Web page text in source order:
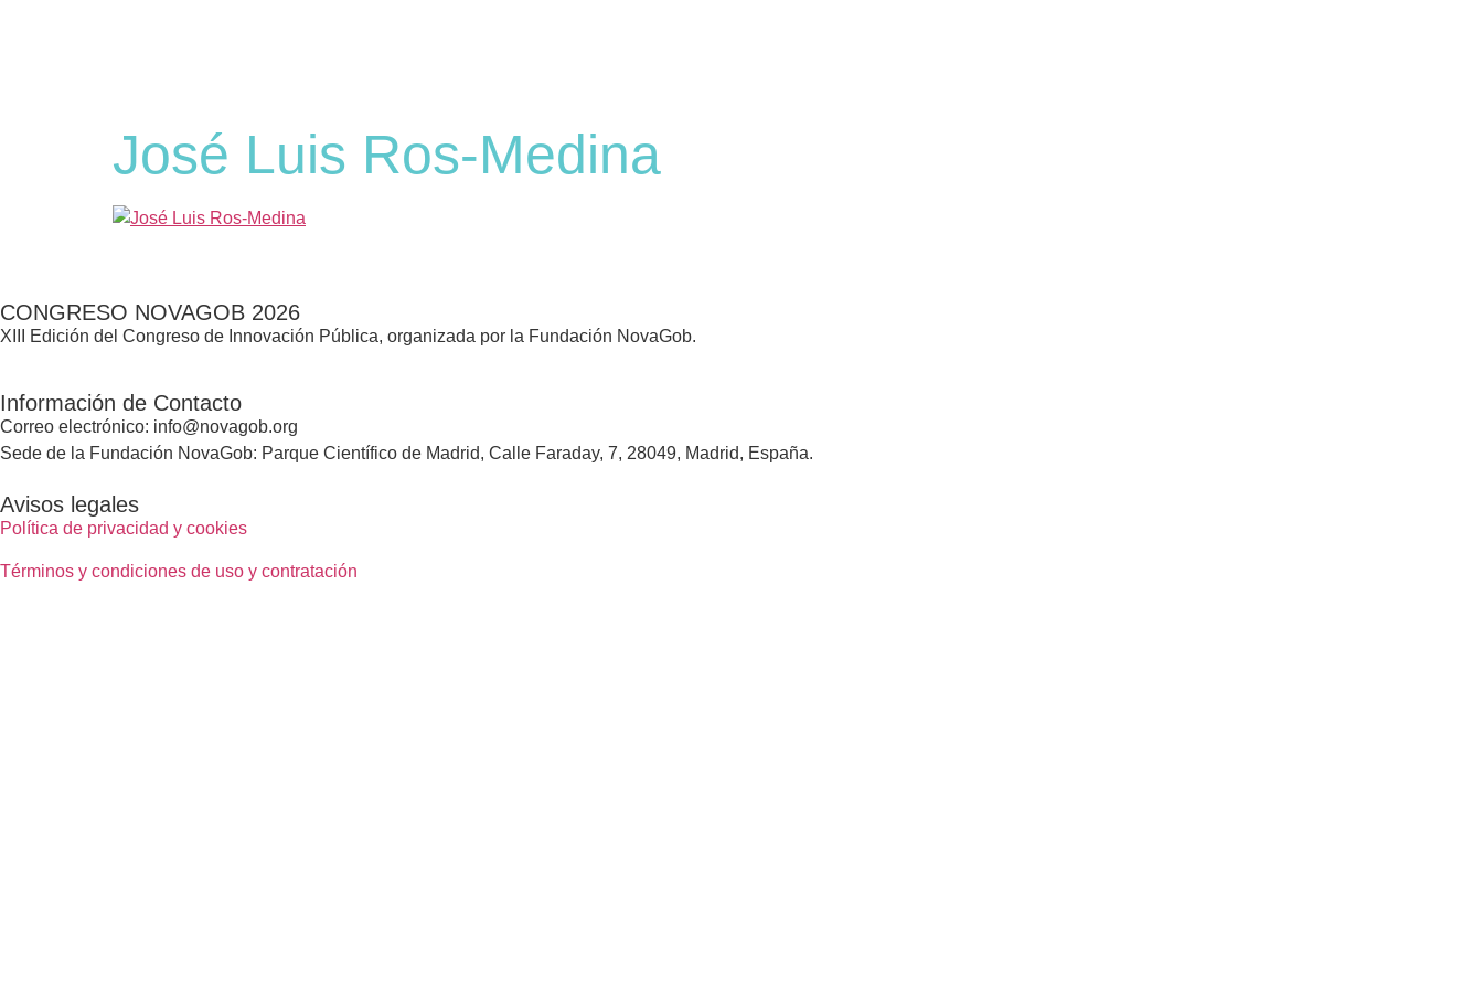
José Luis Ros-Medina
CONGRESO NOVAGOB 2026
XIII Edición del Congreso de Innovación Pública, organizada por la Fundación NovaGob.
Información de Contacto
Correo electrónico: info@novagob.org
Sede de la Fundación NovaGob: Parque Científico de Madrid, Calle Faraday, 7, 28049, Madrid, España.
Avisos legales
Política de privacidad y cookies
Términos y condiciones de uso y contratación